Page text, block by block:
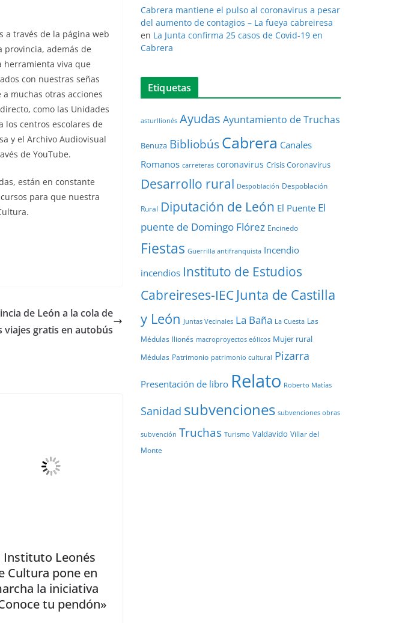
a través de la página web
provincia, además de
herramienta viva que
con nuestras señas
muchas otras acciones
como las Unidades
los centros escolares de
y el Archivo Audiovisual
de YouTube.
están en constante
para que nuestra
de León a la cola de
viajes gratis en autobús
Instituto Leonés
Cultura pone en
la iniciativa
tu pendón»
Cabrera mantiene el pulso al coronavirus a pesar
del aumento de contagios – La fueya cabreiresa
en La Junta confirma 25 casos de Covid-19 en
Cabrera
Etiquetas
asturllionés Ayudas Ayuntamiento de Truchas
Benuza BibliobúsCabrera Canales
Romanos carreteras coronavirus Crisis Coronavirus
Desarrollo rural Despoblación Despoblación
Rural Diputación de León El Puente El
puente de Domingo Flórez Encinedo
Fiestas Guerrilla antifranquista Incendio
incendios Instituto de Estudios
Cabreireses-IEC Junta de Castilla
y León Juntas Vecinales La Baña La Cuesta Las
Médulas llionés macroproyectos eólicos Mujer rural
Médulas Patrimonio patrimonio cultural Pizarra
Presentación de libro Relato Roberto Matías
Sanidad subvenciones subvenciones obras
subvención Truchas Turismo Valdavido Villar del
Monte